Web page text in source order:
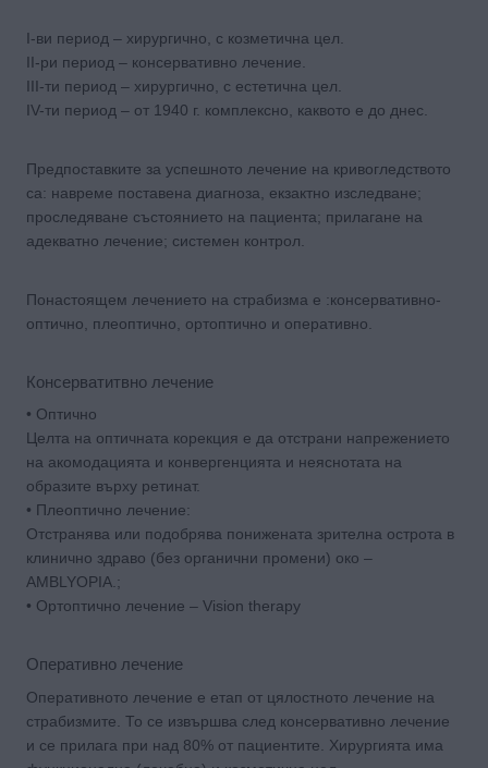
І-ви период – хирургично, с козметична цел.
ІІ-ри период – консервативно лечение.
ІІІ-ти период – хирургично, с естетична цел.
ІV-ти период – от 1940 г. комплексно, каквото е до днес.
Предпоставките за успешното лечение на кривогледството
са: навреме поставена диагноза, екзактно изследване;
проследяване състоянието на пациента; прилагане на
адекватно лечение; системен контрол.
Понастоящем лечението на страбизма е :консервативно-
оптично, плеоптично, ортоптично и оперативно.
Консерватитвно лечение
• Оптично
Целта на оптичната корекция е да отстрани напрежението
на акомодацията и конвергенцията и неяснотата на
образите върху ретинат.
• Плеоптично лечение:
Отстранява или подобрява понижената зрителна острота в
клинично здраво (без органични промени) око –
AMBLYOPIA.;
• Ортоптично лечение – Vision therapy
Оперативно лечение
Оперативното лечение е етап от цялостното лечение на
страбизмите. То се извършва след консервативно лечение
и се прилага при над 80% от пациентите. Хирургията има